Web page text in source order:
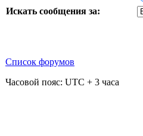
Искать сообщения за:
Список форумов
Часовой пояс: UTC + 3 часа